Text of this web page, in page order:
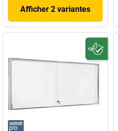
Afficher 2 variantes